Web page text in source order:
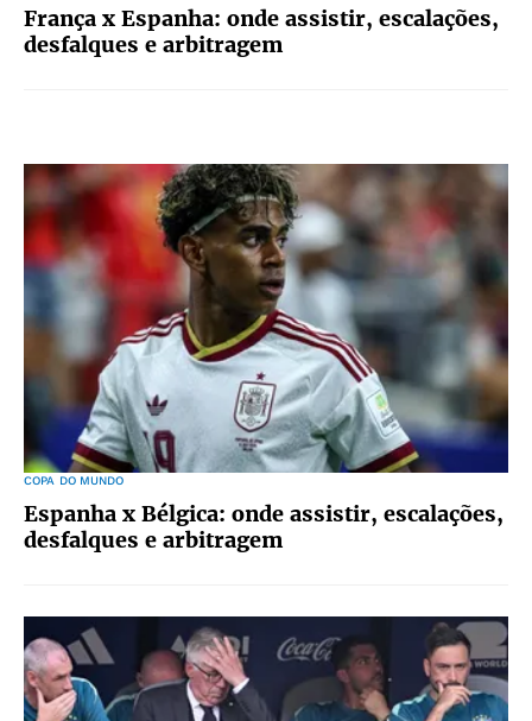
França x Espanha: onde assistir, escalações,
desfalques e arbitragem
COPA DO MUNDO
Espanha x Bélgica: onde assistir, escalações,
desfalques e arbitragem